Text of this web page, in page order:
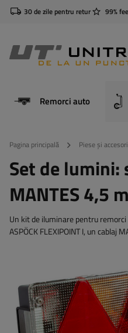
30 de zile pentru retur 99%
Remorci auto
Pagina principală Piese și
Set de lumini:
MANTES 4,5
Un kit de iluminare pentru
ASPÖCK FLEXIPOINT I, un cablaj